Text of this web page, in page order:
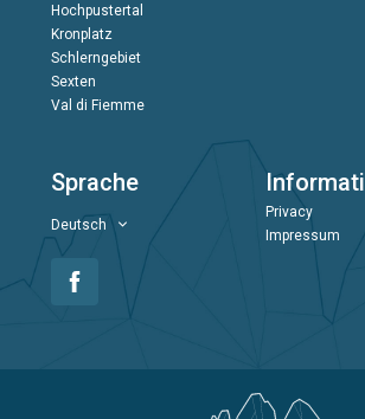
Hochpustertal
Kronplatz
Schlerngebiet
Sexten
Val di Fiemme
Sprache
Deutsch
Privacy
Impressum